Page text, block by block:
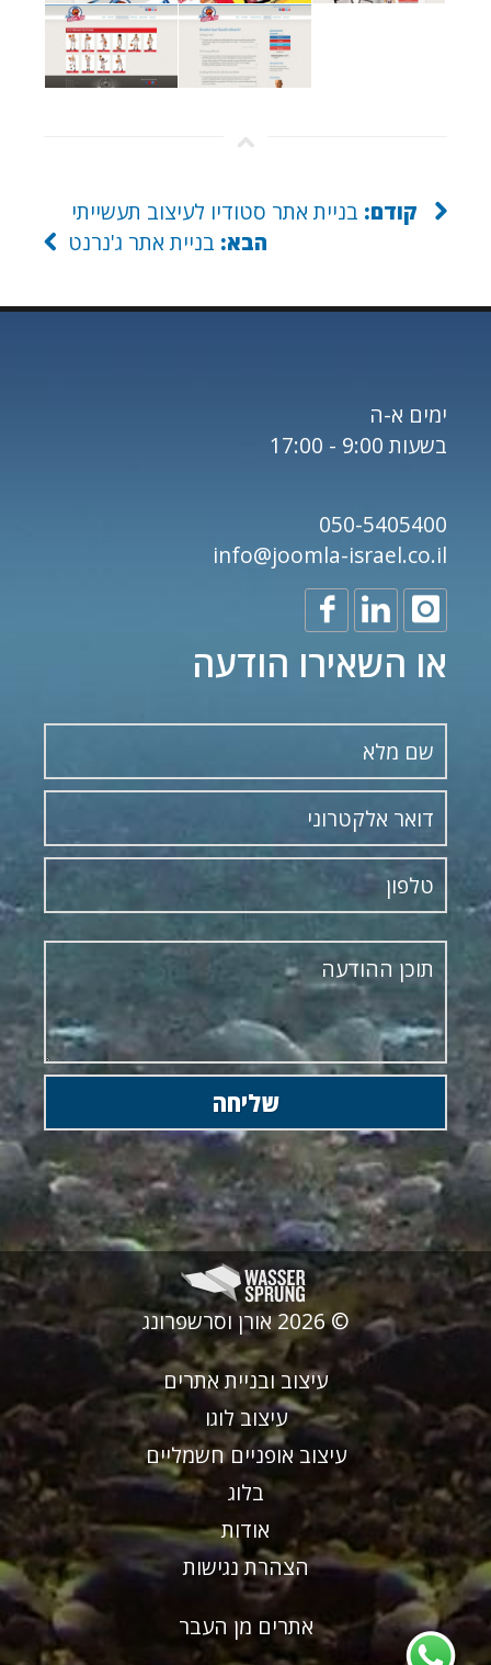
קודם: בניית אתר סטודיו לעיצוב תעשייתי
הבא: בניית אתר ג'נרנט
ימים א-ה
בשעות 9:00 - 17:00
050-5405400
info@joomla-israel.co.il
או השאירו הודעה
© 2026 אורן וסרשפרונג
עיצוב ובניית אתרים
עיצוב לוגו
עיצוב אופניים חשמליים
בלוג
אודות
הצהרת נגישות
אתרים מן העבר